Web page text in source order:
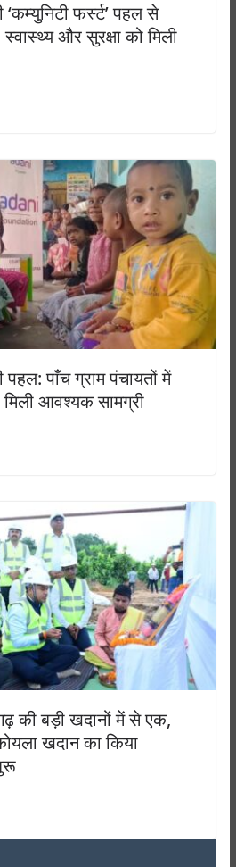
फर्स्ट’ पहल से
स्वास्थ्य और सुरक्षा को मिली
पाँच ग्राम पंचायतों में
आवश्यक सामग्री
की बड़ी खदानों में से एक,
खदान का किया